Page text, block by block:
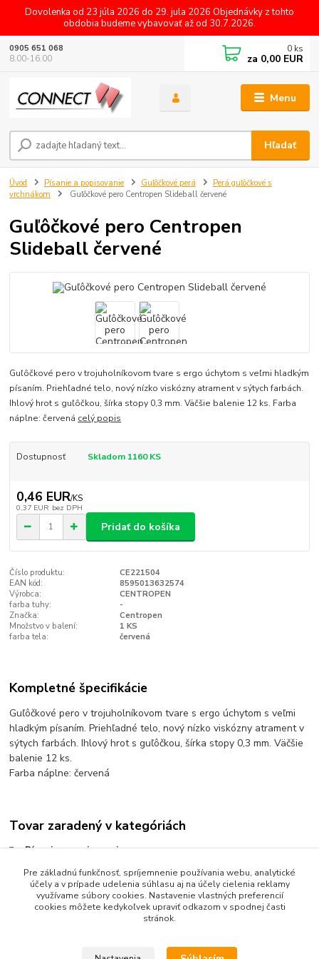
Dovolenka od 23 júla 2026 do 29. jula 2026 Objednávky z tohto
obdobia budeme vybavovať až od 30.7.2026.
Menu
Hľadať
0905 651 068
8.00-16.00
0 ks
za 0,00 EUR
Úvod Písanie a popisovanie Guľôčkové perá
Perá guľôčkové s
vrchnákom
Guľôčkové pero Centropen Slideball červené
Guľôčkové pero Centropen
Slideball červené
Guľôčkové pero v trojuholníkovom tvare s ergo úchytom s veľmi hladkým
písaním. Priehľadné telo, nový nízko viskózny atrament v sýtych farbách.
Ihlový hrot s guľôčkou, šírka stopy 0,3 mm. Väčšie balenie 12 ks. Farba
náplne: červená celý popis
Dostupnosť Skladom 1160 KS
0,46 EUR/KS
0,37 EUR bez DPH
Pridať do košíka
Číslo produktu:
CE221504
EAN kód:
8595013632574
Výrobca:
CENTROPEN
farba tuhy:
-
Značka:
Centropen
Množstvo v balení:
1 KS
farba tela:
červená
Kompletné špecifikácie
Guľôčkové pero v trojuholníkovom tvare s ergo úchytom s veľmi
hladkým písaním. Priehľadné telo, nový nízko viskózny atrament v
sýtych farbách. Ihlový hrot s guľôčkou, šírka stopy 0,3 mm. Väčšie
balenie 12 ks.
Farba náplne: červená
Tovar zaradený v kategóriách
Písanie a popisovanie
Guľôčkové perá
Perá guľôčkové s vrchnákom
Pre základnú funkčnosť, spríjemnenie používania webu, analytické
účely a v prípade udelenia súhlasu aj na účely cielenia reklamy
využívame súbory cookies. Nastavenie vlastných preferencií
cookies môžete kedykoľvek upraviť odkazom v spodnej časti
stránok.